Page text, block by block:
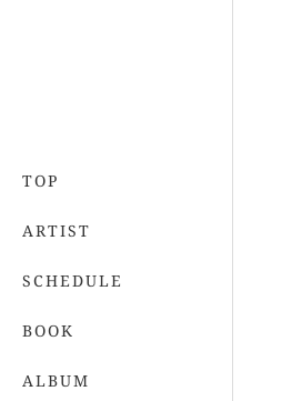
TOP
ARTIST
SCHEDULE
BOOK
ALBUM